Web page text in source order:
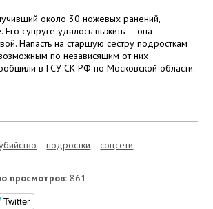
около 30 ножевых ранений,
Его супруге удалось выжить — она
Напасть на старшую сестру подросткам
по независящим от них
в ГСУ СК РФ по Московской области.
подростки соцсети
просмотров: 861
Twitter